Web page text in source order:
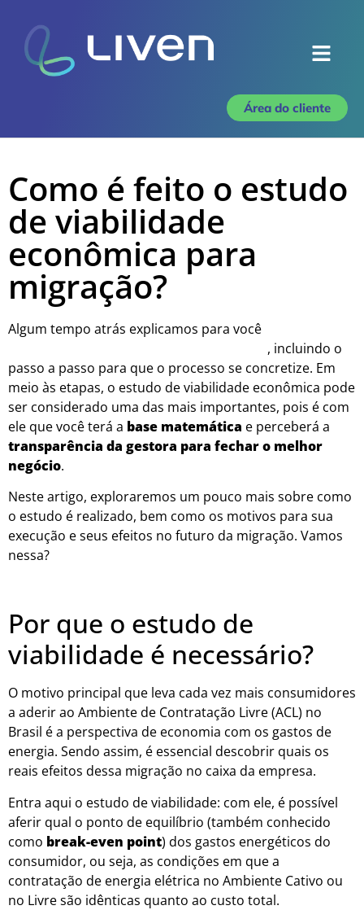
Área do cliente
Como é feito o estudo
de viabilidade
econômica para
migração?
Algum tempo atrás explicamos para você
, incluindo o
passo a passo para que o processo se concretize. Em
meio às etapas, o estudo de viabilidade econômica pode
ser considerado uma das mais importantes, pois é com
ele que você terá a base matemática e perceberá a
transparência da gestora para fechar o melhor
negócio.
Neste artigo, exploraremos um pouco mais sobre como
o estudo é realizado, bem como os motivos para sua
execução e seus efeitos no futuro da migração. Vamos
nessa?
Por que o estudo de
viabilidade é necessário?
O motivo principal que leva cada vez mais consumidores
a aderir ao Ambiente de Contratação Livre (ACL) no
Brasil é a perspectiva de economia com os gastos de
energia. Sendo assim, é essencial descobrir quais os
reais efeitos dessa migração no caixa da empresa.
Entra aqui o estudo de viabilidade: com ele, é possível
aferir qual o ponto de equilíbrio (também conhecido
como break-even point) dos gastos energéticos do
consumidor, ou seja, as condições em que a
contratação de energia elétrica no Ambiente Cativo ou
no Livre são idênticas quanto ao custo total.